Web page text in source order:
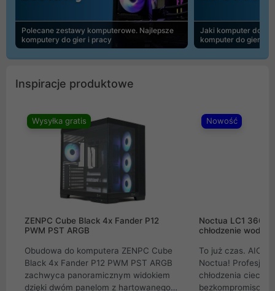
Polecane zestawy komputerowe. Najlepsze
komputery do gier i pracy
Jaki komputer do
komputer do gier |
Inspiracje produktowe
Wysyłka gratis
ZENPC Cube Black 4x Fander P12
PWM PST ARGB
Obudowa do komputera ZENPC Cube
Black 4x Fander P12 PWM PST ARGB
zachwyca panoramicznym widokiem
dzięki dwóm panelom z hartowanego
Nowość
Noctua LC1
chłodzenie wodne
To już czas. AIO
Noctua!
chłodzenia cieczą